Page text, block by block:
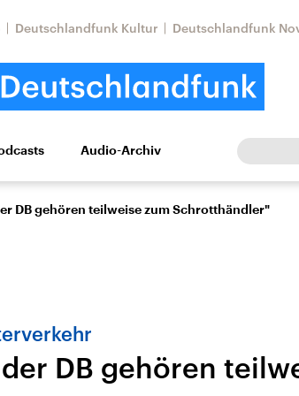
Deutschlandfunk Kultur Deutschlandfunk
Kultur Europa
Nahostkonflikt
Aktuelle Lage und
Iran
Audio-Archiv
DB gehören teilweise zum Schrotthändler"
DB gehören